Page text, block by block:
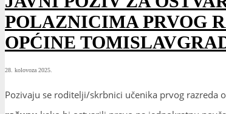
POLAZNICIMA PRVOG
OPĆINE
28. kolovoza 2025.
Pozivaju se roditelji/skrbnici učenika prvog razreda